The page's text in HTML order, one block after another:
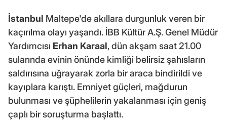
İstanbul Maltepe'de akıllara durgunluk veren bir
kaçırılma olayı yaşandı. İBB Kültür A.Ş. Genel Müdür
Yardımcısı Erhan Karaal, dün akşam saat 21.00
sularında evinin önünde kimliği belirsiz şahısların
saldırısına uğrayarak zorla bir araca bindirildi ve
kayıplara karıştı. Emniyet güçleri, mağdurun
bulunması ve şüphelilerin yakalanması için geniş
çaplı bir soruşturma başlattı.